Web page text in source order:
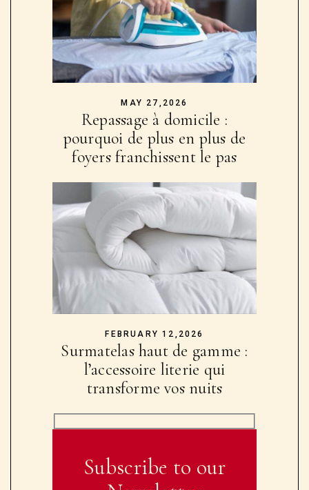
MAY 27,2026
Repassage à domicile :
pourquoi de plus en plus de
foyers franchissent le pas
FEBRUARY 12,2026
Surmatelas haut de gamme :
l’accessoire literie qui
transforme vos nuits
Subscribe to our
Newsletter